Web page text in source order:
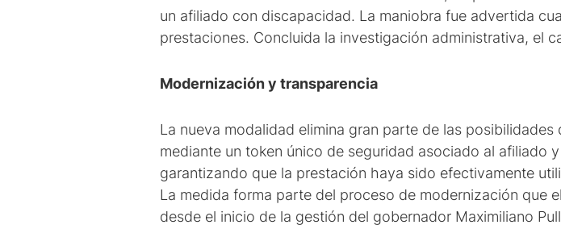
un afiliado con discapacidad. La maniobra fue advertida
prestaciones. Concluida la investigación administrativa, el
Modernización y transparencia
La nueva modalidad elimina gran parte de las
mediante un token único de seguridad asociado al afiliado
garantizando que la prestación haya sido efectivamente
La medida forma parte del proceso de modernización que
desde el inicio de la gestión del gobernador Maximiliano